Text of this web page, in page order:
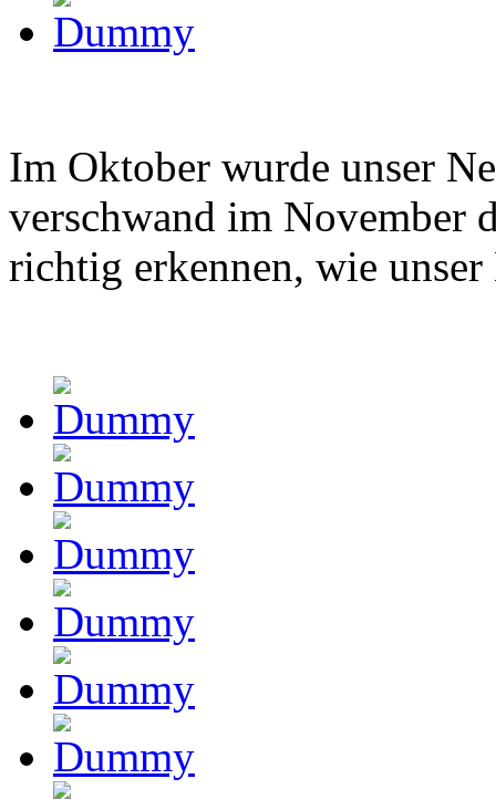
Im Oktober wurde unser
verschwand im November
richtig erkennen, wie unser